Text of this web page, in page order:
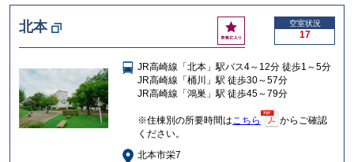
北本
お
気
入
り
空室状況
17
JR高崎線「北本」駅バス4～12分 徒歩1～5分
JR高崎線「桶川」駅 徒歩30～57分
JR高崎線「鴻巣」駅 徒歩45～79分
※住棟別の所要時間はこちら
からご確認
ください。
北本市栄7